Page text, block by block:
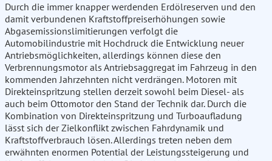
Durch die immer knapper werdenden Erdölreserven und den
damit verbundenen Kraftstoffpreiserhöhungen sowie
Abgasemissionslimitierungen verfolgt die
Automobilindustrie mit Hochdruck die Entwicklung neuer
Antriebsmöglichkeiten, allerdings können diese den
Verbrennungsmotor als Antriebsaggregat im Fahrzeug in den
kommenden Jahrzehnten nicht verdrängen. Motoren mit
Direkteinspritzung stellen derzeit sowohl beim Diesel- als
auch beim Ottomotor den Stand der Technik dar. Durch die
Kombination von Direkteinspritzung und Turboaufladung
lässt sich der Zielkonflikt zwischen Fahrdynamik und
Kraftstoffverbrauch lösen. Allerdings treten neben dem
erwähnten enormen Potential der Leistungssteigerung und